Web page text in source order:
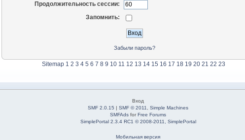
Продолжительность сессии:
Запомнить:
Забыли пароль?
Sitemap 1 2 3 4 5 6 7 8 9 10 11 12 13 14 15 16 17 18 19 20 21 22 23
Вход
SMF 2.0.15 |SMF © 2011 ,Simple Machines
SMFAds forFree Forums
SimplePortal 2.3.4 RC1 © 2008-2011, SimplePortal
Мобильная версия